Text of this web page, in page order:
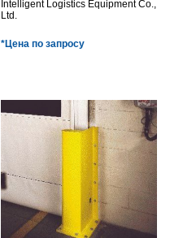
Intelligent Logistics Equipment Co.,
Ltd.
*Цена по запросу